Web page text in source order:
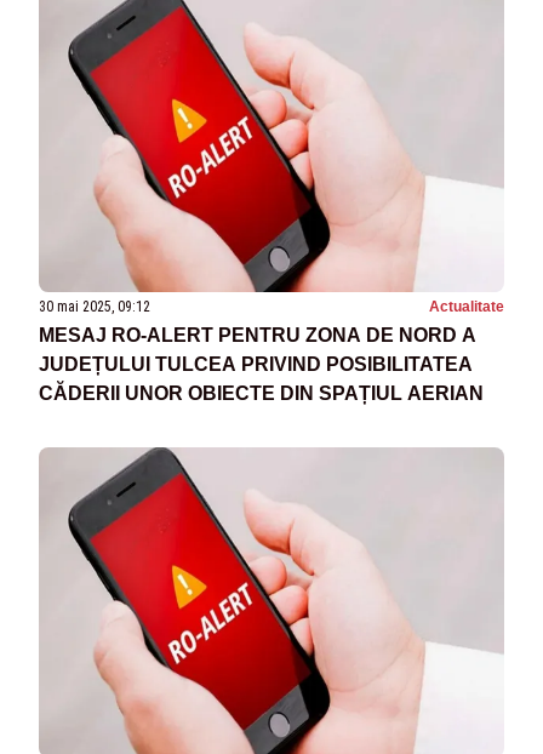
30 mai 2025, 09:12 Actualitate
MESAJ RO-ALERT PENTRU ZONA DE NORD A
JUDEȚULUI TULCEA PRIVIND POSIBILITATEA
CĂDERII UNOR OBIECTE DIN SPAȚIUL AERIAN